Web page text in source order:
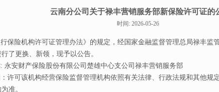
云南分公司关于禄丰营销服务部新保险许可证的
时间: 2026-05-26
保险机构许可证管理办法》的规定，经国家金融监督管理总局禄丰监
了更换、新领，现予以公告。
永安财产保险股份有限公司楚雄中心支公司禄丰营销服务部
许可该机构经营保险监督管理机构依照有关法律、行政法规和其他规
准。